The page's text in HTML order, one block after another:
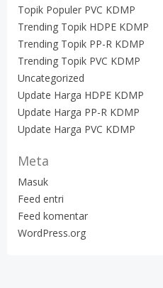
Topik Populer PVC KDMP
Trending Topik HDPE KDMP
Trending Topik PP-R KDMP
Trending Topik PVC KDMP
Uncategorized
Update Harga HDPE KDMP
Update Harga PP-R KDMP
Update Harga PVC KDMP
Meta
Masuk
Feed entri
Feed komentar
WordPress.org